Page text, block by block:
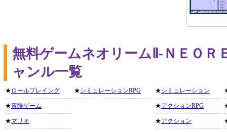
無料ゲームネオリームⅡ-ＮＥＯＲ
ャンル一覧
★ ロールプレイング
★冒険ゲーム
★マリオ
★シミュレーションRPG ★シミュレーション
★アクションRPG
★アクション